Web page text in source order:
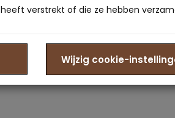
heeft verstrekt of die ze hebben
Wijzig cookie-